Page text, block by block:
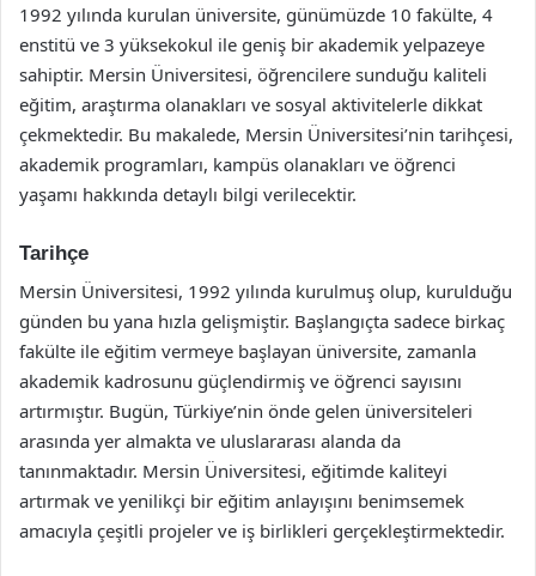
1992 yılında kurulan üniversite, günümüzde 10 fakülte, 4
enstitü ve 3 yüksekokul ile geniş bir akademik yelpazeye
sahiptir. Mersin Üniversitesi, öğrencilere sunduğu kaliteli
eğitim, araştırma olanakları ve sosyal aktivitelerle dikkat
çekmektedir. Bu makalede, Mersin Üniversitesi’nin tarihçesi,
akademik programları, kampüs olanakları ve öğrenci
yaşamı hakkında detaylı bilgi verilecektir.
Tarihçe
Mersin Üniversitesi, 1992 yılında kurulmuş olup, kurulduğu
günden bu yana hızla gelişmiştir. Başlangıçta sadece birkaç
fakülte ile eğitim vermeye başlayan üniversite, zamanla
akademik kadrosunu güçlendirmiş ve öğrenci sayısını
artırmıştır. Bugün, Türkiye’nin önde gelen üniversiteleri
arasında yer almakta ve uluslararası alanda da
tanınmaktadır. Mersin Üniversitesi, eğitimde kaliteyi
artırmak ve yenilikçi bir eğitim anlayışını benimsemek
amacıyla çeşitli projeler ve iş birlikleri gerçekleştirmektedir.